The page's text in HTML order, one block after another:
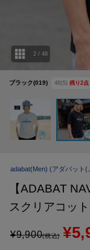
ブラック(019) 46(S) 残り 2点
2 / 48
adabat(Men) (アダバット(
【ADABAT
スクリアコッ
¥9,900(税込)